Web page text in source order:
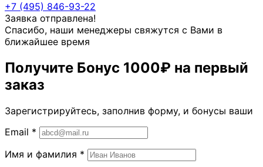
+7 (495) 846-93-22
Заявка отправлена!
Спасибо, наши менеджеры свяжутся с Вами в
ближайшее время
Получите Бонус 1000₽ на первый
заказ
Зарегистрируйтесь, заполнив форму, и бонусы ваши
Email *
Имя и фамилия *